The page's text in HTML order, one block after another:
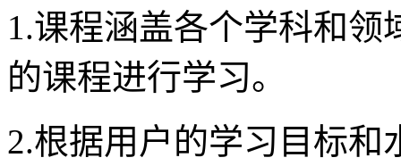
1.课程涵盖各个学科和
的课程进行学习。
2.根据用户的学习目标